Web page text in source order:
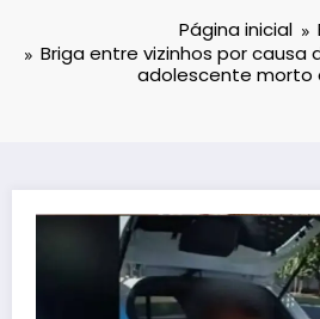
Página inicial
Briga entre vizinhos por
adolescente morto